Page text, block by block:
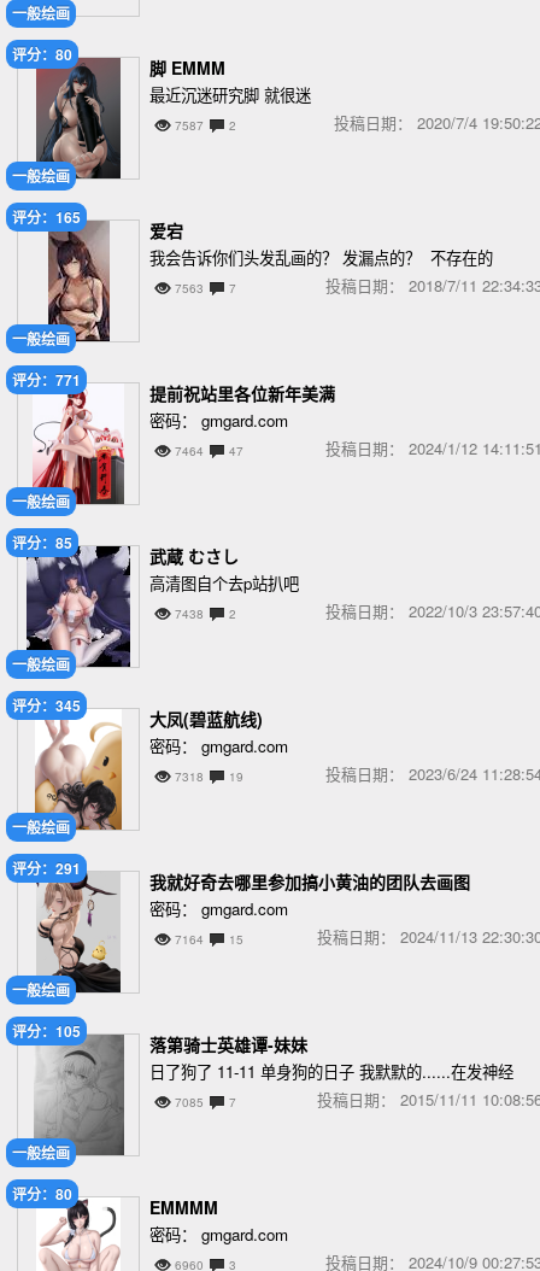
一般绘画
一般绘画
评分：80
脚 EMMM
最近沉迷研究脚 就很迷
7587 2 投稿日期： 2020/7/4
一般绘画
评分：165
爱宕
我会告诉你们头发乱画的？ 发漏点的？ 不存在的
7563 7 投稿日期： 2018/7/11
一般绘画
评分：771
提前祝站里各位新年美满
密码： gmgard.com
7464 47 投稿日期： 2024/1/12
一般绘画
评分：85
武蔵 むさし
高清图自个去p站扒吧
7438 2 投稿日期： 2022/10/3
一般绘画
评分：345
大凤(碧蓝航线)
密码： gmgard.com
7318 19 投稿日期： 2023/6/24
一般绘画
评分：291
我就好奇去哪里参加搞小黄油的团队去画图
密码： gmgard.com
7164 15 投稿日期： 2024/11/13
一般绘画
评分：105
落第骑士英雄谭-妹妹
日了狗了 11-11 单身狗的日子 我默默的......在发神经
7085 7 投稿日期： 2015/11/11
评分：80
EMMMM
密码： gmgard.com
6960 3 投稿日期： 2024/10/9